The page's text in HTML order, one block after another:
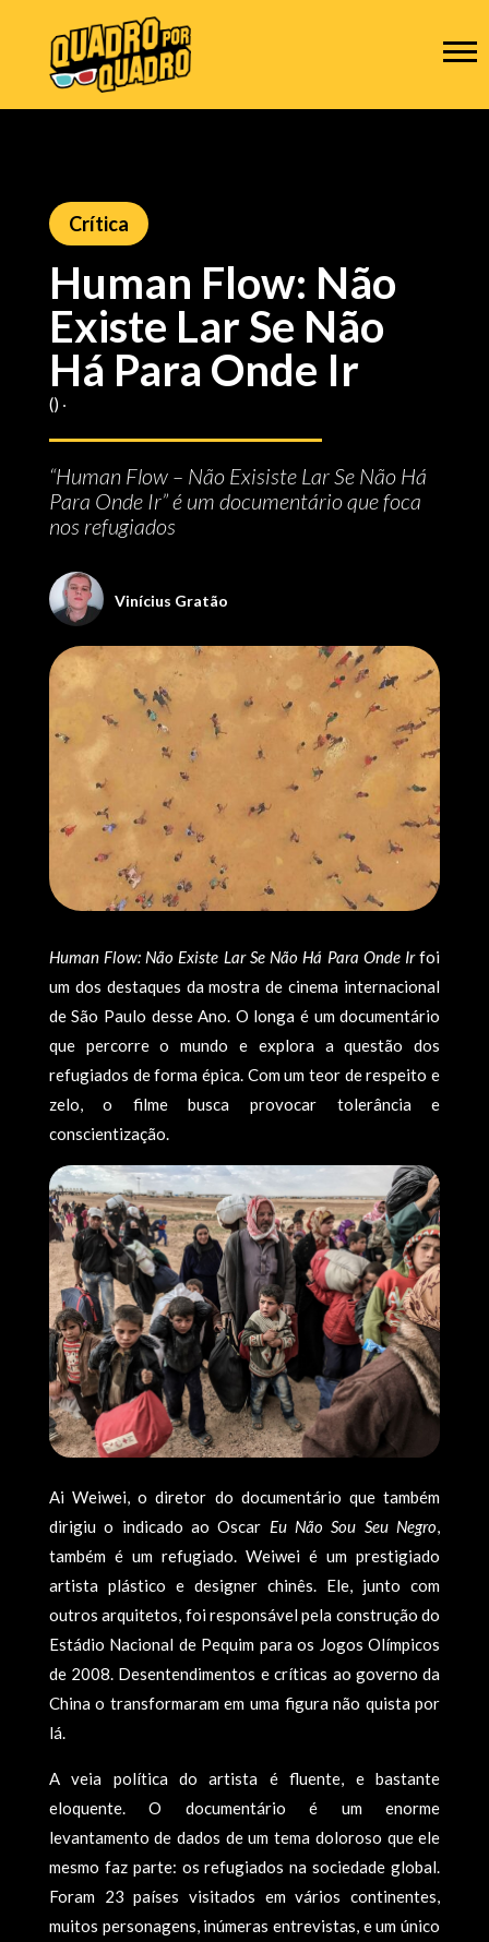
Crítica
Human Flow: Não
Existe Lar Se Não
Há Para Onde Ir
() ‧
“Human Flow – Não Exisiste Lar Se Não Há
Para Onde Ir” é um documentário que foca
nos refugiados
Viní­cius Gratão
Human Flow: Não Existe Lar Se Não Há Para Onde Irfoi
um dos destaques da mostra de cinema internacional
de São Paulo desse Ano. O longa é um documentário
que percorre o mundo e explora a questão dos
refugiados de forma épica. Com um teor de respeito e
zelo, o filme busca provocar tolerância e
conscientização.
Ai Weiwei, o diretor do documentário que também
dirigiu o indicado ao Oscar Eu Não Sou Seu Negro,
também é um refugiado. Weiwei é um prestigiado
artista plástico e designer chinês. Ele, junto com
outros arquitetos, foi responsável pela construção do
Estádio Nacional de Pequim para os Jogos Olímpicos
de 2008. Desentendimentos e críticas ao governo da
China o transformaram em uma figura não quista por
lá.
A veia política do artista é fluente, e bastante
eloquente. O documentário é um enorme
levantamento de dados de um tema doloroso que ele
mesmo faz parte: os refugiados na sociedade global.
Foram 23 países visitados em vários continentes,
muitos personagens, inúmeras entrevistas, e um único